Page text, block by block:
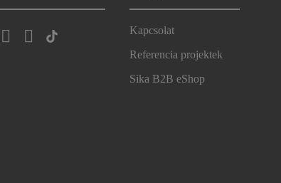
Kapcsolat
Referencia projektek
Sika B2B eShop